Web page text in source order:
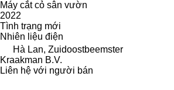
Máy cắt cỏ sân vườn
2022
Tình trạng mới
Nhiên liệu điện
Hà Lan, Zuidoostbeemster
Kraakman B.V.
Liên hệ với người bán